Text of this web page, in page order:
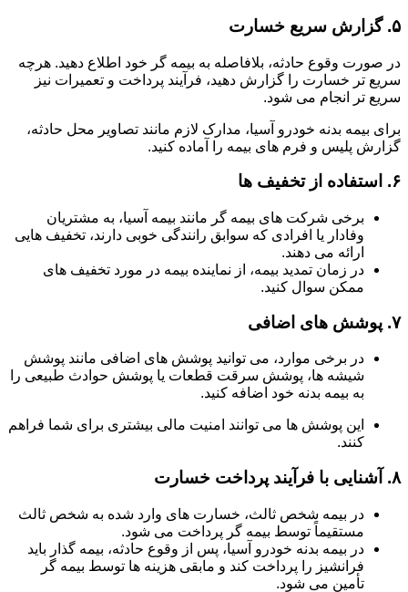
۵. گزارش سریع خسارت
در صورت وقوع حادثه، بلافاصله به بیمه گر خود اطلاع دهید. هرچه
سریع تر خسارت را گزارش دهید، فرآیند پرداخت و تعمیرات نیز
سریع تر انجام می شود.
برای بیمه بدنه خودرو آسیا، مدارک لازم مانند تصاویر محل حادثه،
گزارش پلیس و فرم های بیمه را آماده کنید.
۶. استفاده از تخفیف ها
برخی شرکت های بیمه گر مانند بیمه آسیا، به مشتریان
وفادار یا افرادی که سوابق رانندگی خوبی دارند، تخفیف هایی
ارائه می دهند.
در زمان تمدید بیمه، از نماینده بیمه در مورد تخفیف های
ممکن سوال کنید.
۷. پوشش های اضافی
در برخی موارد، می توانید پوشش های اضافی مانند پوشش
شیشه ها، پوشش سرقت قطعات یا پوشش حوادث طبیعی را
به بیمه بدنه خود اضافه کنید.
این پوشش ها می توانند امنیت مالی بیشتری برای شما فراهم
کنند.
۸. آشنایی با فرآیند پرداخت خسارت
در بیمه شخص ثالث، خسارت های وارد شده به شخص ثالث
مستقیماً توسط بیمه گر پرداخت می شود.
در بیمه بدنه خودرو آسیا، پس از وقوع حادثه، بیمه گذار باید
فرانشیز را پرداخت کند و مابقی هزینه ها توسط بیمه گر
تأمین می شود.